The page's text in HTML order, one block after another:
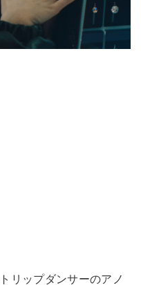
リップダンサーのアノ